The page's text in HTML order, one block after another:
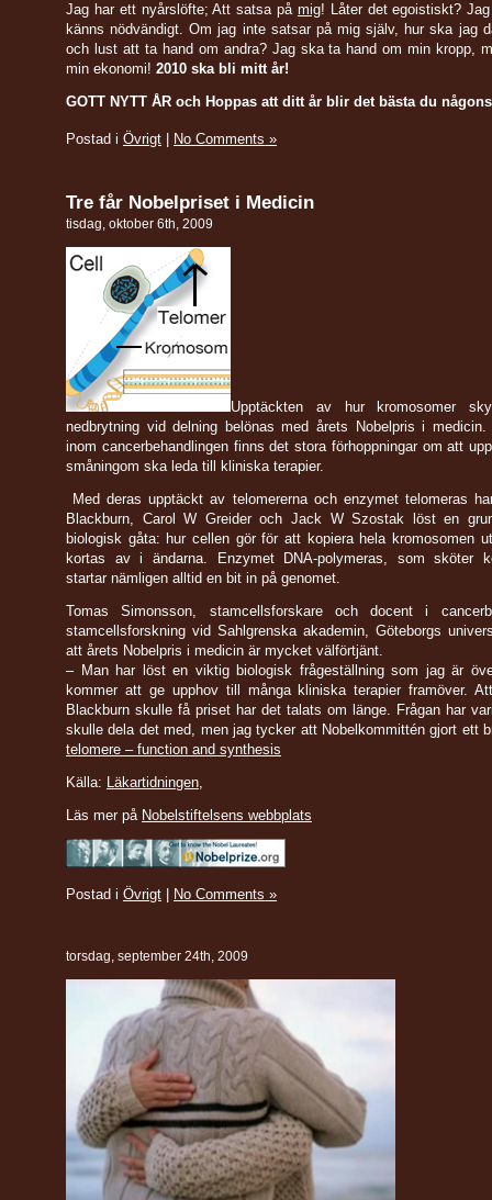
Jag har ett nyårslöfte; Att satsa på mig! Låter det egoistiskt?
känns nödvändigt. Om jag inte satsar på mig själv, hur ska jag
och lust att ta hand om andra? Jag ska ta hand om min kropp,
min ekonomi! 2010 ska bli mitt år!
GOTT NYTT ÅR och Hoppas att ditt år blir det bästa du
Postad i Övrigt No Comments »
Tre får Nobelpriset i Medicin
tisdag, oktober 6th, 2009
Upptäckten av hur kromosomer
nedbrytning vid delning belönas med årets Nobelpris i
inom cancer­behandlingen finns det stora förhoppningar om att
småningom ska leda till kliniska terapier.
Med deras upptäckt av telomererna och enzymet telomeras
Blackburn, Carol W Greider och Jack W Szostak löst en
biologisk gåta: hur cellen gör för att kopiera hela kromosomen
kortas av i ändarna. Enzymet DNA-polymeras, som sköter
startar nämligen alltid en bit in på genomet.
Tomas Simonsson, stamcellsforskare och docent i
stamcellsforskning vid Sahlgrenska akademin, Göteborgs
att årets Nobelpris i medicin är mycket välförtjänt.
– Man har löst en viktig biologisk frågeställning som jag är
kommer att ge upphov till många kliniska terapier framöver.
Blackburn skulle få priset har det talats om länge. Frågan har
skulle dela det med, men jag tycker att Nobelkommittén gjort ett
telomere – function and synthesis
Källa: Läkartidningen,
Läs mer på Nobelstiftelsens webbplats
Postad i Övrigt No Comments »
torsdag, september 24th, 2009